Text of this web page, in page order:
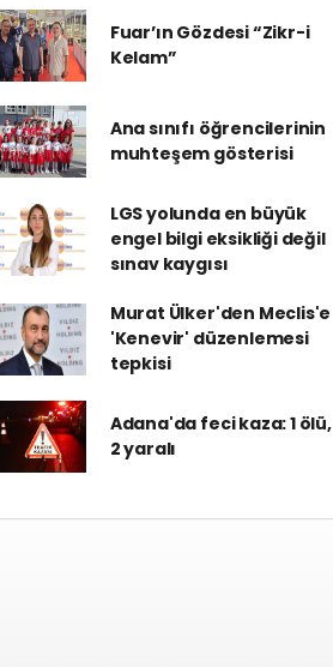
Fuar’ın Gözdesi “Zikr-i
Kelam”
Ana sınıfı öğrencilerinin
muhteşem gösterisi
LGS yolunda en büyük
engel bilgi eksikliği değil
sınav kaygısı
Murat Ülker'den Meclis'e
'Kenevir' düzenlemesi
tepkisi
Adana'da feci kaza: 1 ölü,
2 yaralı